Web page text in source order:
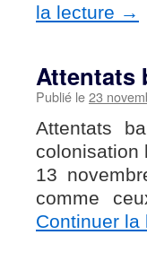
la lecture →
Attentats
Publié le23
Attentats
colonisation
13
comme
Continuer la